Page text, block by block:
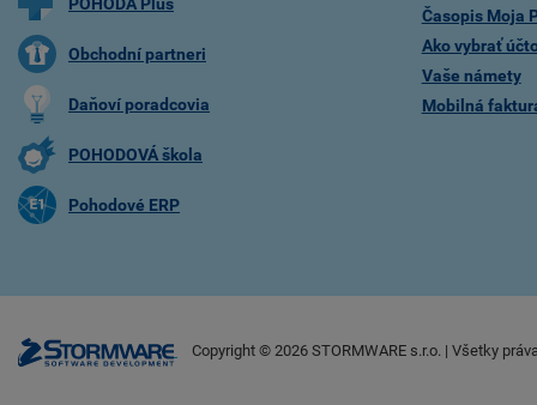
Obchodní partneri
Daňoví poradcovia
POHODOVÁ škola
Pohodové ERP
Časopis Moja
Ako vybrať
Vaše námety
Mobilná
Copyright © 2026 STORMWARE s.r.o. | Všetky